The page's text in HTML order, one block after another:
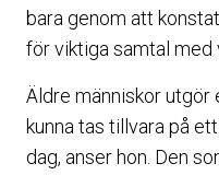
bara genom att
för viktiga samtal med
Äldre människor utgör
kunna tas tillvara på
dag, anser hon. Den